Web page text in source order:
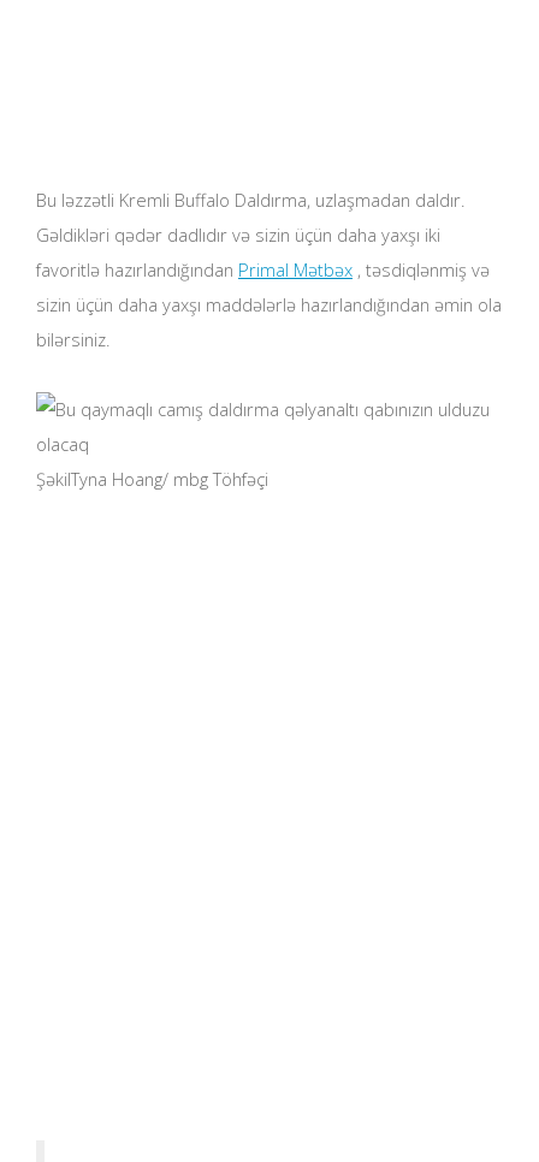
Bu ləzzətli Kremli Buffalo Daldırma, uzlaşmadan daldır.
Gəldikləri qədər dadlıdır və sizin üçün daha yaxşı iki
favoritlə hazırlandığından Primal Mətbəx , təsdiqlənmiş və
sizin üçün daha yaxşı maddələrlə hazırlandığından əmin ola
bilərsiniz.
ŞəkilTyna Hoang/ mbg Töhfəçi